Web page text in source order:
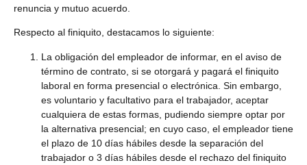
renuncia y mutuo acuerdo.
Respecto al finiquito, destacamos lo siguiente:
La obligación del empleador de informar, en el aviso de
término de contrato, si se otorgará y pagará el finiquito
laboral en forma presencial o electrónica. Sin embargo,
es voluntario y facultativo para el trabajador, aceptar
cualquiera de estas formas, pudiendo siempre optar por
la alternativa presencial; en cuyo caso, el empleador tiene
el plazo de 10 días hábiles desde la separación del
trabajador o 3 días hábiles desde el rechazo del finiquito